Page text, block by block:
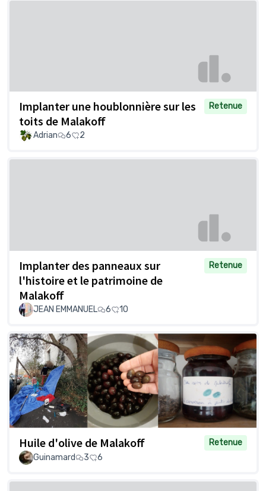
Implanter une houblonnière sur les
toits de Malakoff
Retenue
Adrian 6 2
Implanter des panneaux sur
l'histoire et le patrimoine de
Malakoff
Retenue
JEAN EMMANUEL 6 10
Huile d'olive de Malakoff
Retenue
Guinamard
3 6